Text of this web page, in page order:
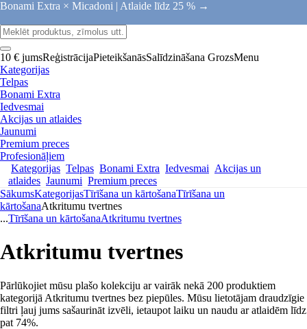
Bonami Extra × Micadoni | Atlaide līdz 25 % →
10 € jumsReģistrācijaPieteikšanāsSalīdzināšana GrozsMenu
Kategorijas
Telpas
Bonami Extra
Iedvesmai
Akcijas un atlaides
Jaunumi
Premium preces
Profesionāļiem
Kategorijas Telpas Bonami Extra Iedvesmai Akcijas un
atlaides Jaunumi Premium preces
SākumsKategorijasTīrīšana un kārtošanaTīrīšana un
kārtošanaAtkritumu tvertnes
...Tīrīšana un kārtošanaAtkritumu tvertnes
Atkritumu tvertnes
Pārlūkojiet mūsu plašo kolekciju ar vairāk nekā 200 produktiem
kategorijā Atkritumu tvertnes bez piepūles. Mūsu lietotājam draudzīgie
filtri ļauj jums sašaurināt izvēli, ietaupot laiku un naudu ar atlaidēm līdz
pat 74%.